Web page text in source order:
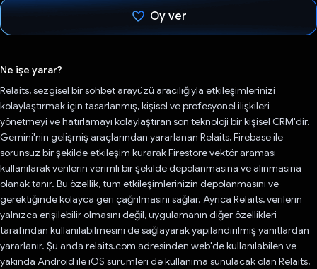
Oy ver
Ne işe yarar?
Relaits, sezgisel bir sohbet arayüzü aracılığıyla etkileşimlerinizi
kolaylaştırmak için tasarlanmış, kişisel ve profesyonel ilişkileri
yönetmeyi ve hatırlamayı kolaylaştıran son teknoloji bir kişisel CRM'dir.
Gemini'nin gelişmiş araçlarından yararlanan Relaits, Firebase ile
sorunsuz bir şekilde etkileşim kurarak Firestore vektör araması
kullanılarak verilerin verimli bir şekilde depolanmasına ve alınmasına
olanak tanır. Bu özellik, tüm etkileşimlerinizin depolanmasını ve
gerektiğinde kolayca geri çağrılmasını sağlar. Ayrıca Relaits, verilerin
yalnızca erişilebilir olmasını değil, uygulamanın diğer özellikleri
tarafından kullanılabilmesini de sağlayarak yapılandırılmış yanıtlardan
yararlanır. Şu anda relaits.com adresinden web'de kullanılabilen ve
yakında Android ile iOS sürümleri de kullanıma sunulacak olan Relaits,